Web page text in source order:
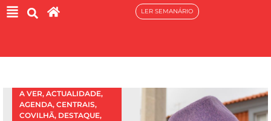
LER SEMANÁRIO
A VER, ACTUALIDADE,
AGENDA, CENTRAIS,
COVILHÃ, DESTAQUE,